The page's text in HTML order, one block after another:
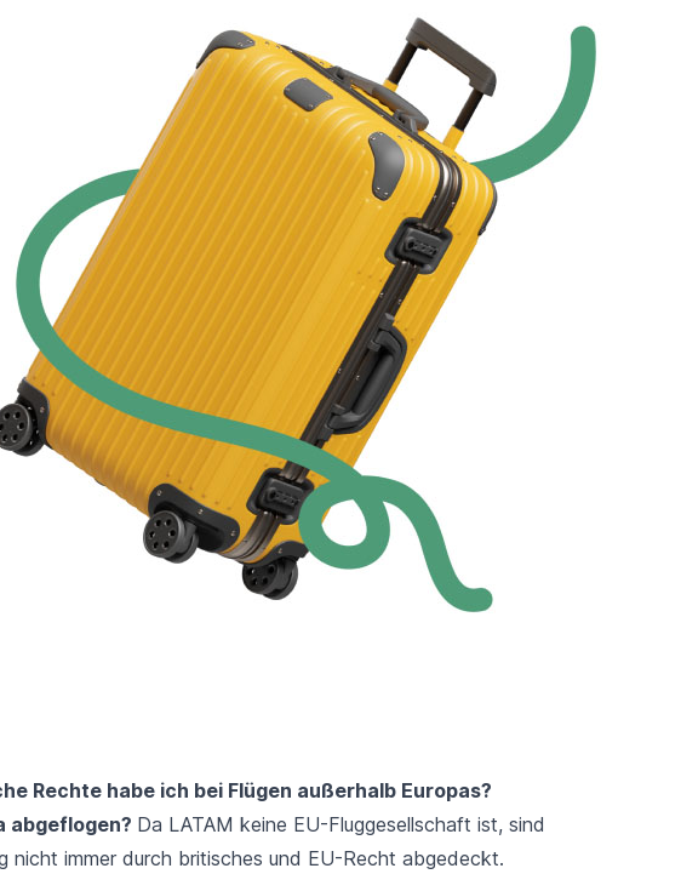
Rechte habe ich bei Flügen außerhalb Europas?
abgeflogen? Da LATAM keine EU-Fluggesellschaft ist, sind
nicht immer durch britisches und EU-Recht abgedeckt.